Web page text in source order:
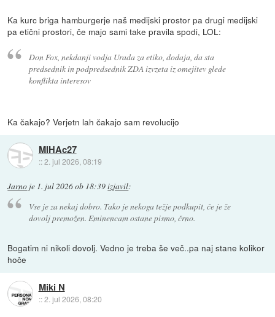
Ka kurc briga hamburgerje naš medijski prostor pa drugi medijski
pa etični prostori, če majo sami take pravila spodi, LOL:
Don Fox, nekdanji vodja Urada za etiko, dodaja, da sta
predsednik in podpredsednik ZDA izvzeta iz omejitev glede
konflikta interesov
Ka čakajo? Verjetn lah čakajo sam revolucijo
MIHAc27
::2. jul 2026, 08:19
Jarno je 1. jul 2026 ob 18:39izjavil:
Vse je za nekaj dobro. Tako je nekoga težje podkupit, če je že
dovolj premožen. Eminencam ostane pismo, črno.
Bogatim ni nikoli dovolj. Vedno je treba še več..pa naj stane kolikor
hoče
Miki N
::2. jul 2026, 08:20